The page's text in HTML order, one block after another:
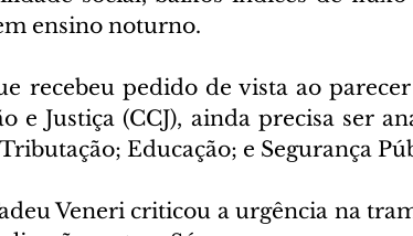
ensino noturno.
recebeu pedido de vista ao
e Justiça (CCJ), ainda precisa ser
Educação; e Segurança
Veneri criticou a urgência na